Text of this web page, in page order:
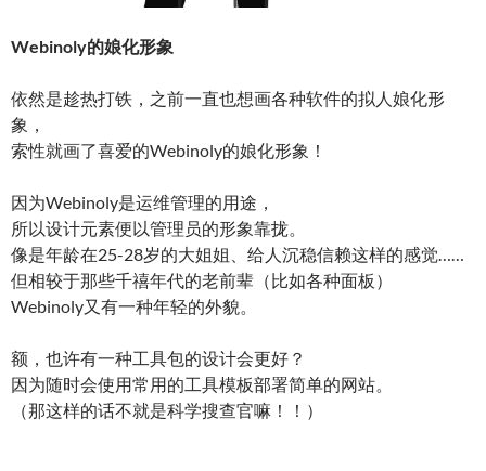
Webinoly的娘化形象
依然是趁热打铁，之前一直也想画各种软件的拟人娘化形
象，
索性就画了喜爱的Webinoly的娘化形象！
因为Webinoly是运维管理的用途，
所以设计元素便以管理员的形象靠拢。
像是年龄在25-28岁的大姐姐、给人沉稳信赖这样的感觉……
但相较于那些千禧年代的老前辈（比如各种面板）
Webinoly又有一种年轻的外貌。
额，也许有一种工具包的设计会更好？
因为随时会使用常用的工具模板部署简单的网站。
（那这样的话不就是科学搜查官嘛！！）